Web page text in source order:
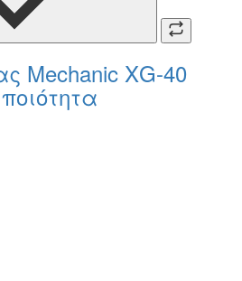
Mechanic XG-40